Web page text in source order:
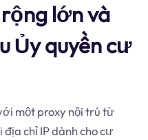
lớn và
Ủy quyền cư
một proxy nội trú từ
chỉ IP dành cho cư